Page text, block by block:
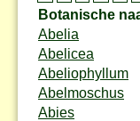
Botanische
Abelia
Abelicea
Abeliophyllum
Abelmoschus
Abies